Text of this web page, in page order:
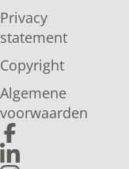
Privacy
statement
Copyright
Algemene
voorwaarden